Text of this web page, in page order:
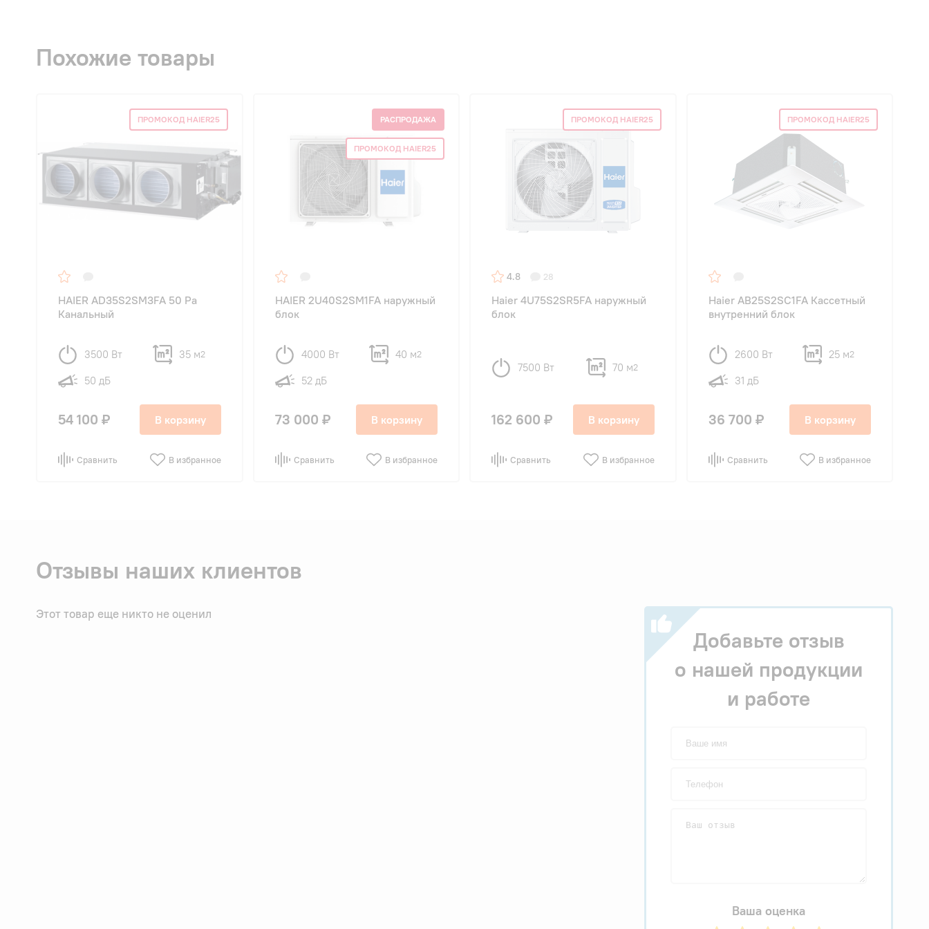
Похожие товары
ПРОМОКОД HAIER25
HAIER AD35S2SM3FA 50 Pa
Канальный
3500 Вт 35 м2
50 дБ
54 100 ₽ В корзину
Сравнить В избранное
РАСПРОДАЖА
ПРОМОКОД HAIER25
HAIER 2U40S2SM1FA наружный
блок
4000 Вт 40 м2
52 дБ
73 000 ₽ В корзину
Сравнить В избранное
ПРОМОКОД HAIER25
4.8 28
Haier 4U75S2SR5FA наружный
блок
7500 Вт 70 м2
162 600 ₽ В корзину
Сравнить В избранное
ПРОМОКОД HAIER25
Haier AB25S2SC1FA Кассетный
внутренний блок
2600 Вт 25 м2
31 дБ
36 700 ₽ В корзину
Сравнить В избранное
Отзывы наших клиентов
Этот товар еще никто не оценил
Добавьте отзыв
о нашей продукции
и работе
Ваша оценка